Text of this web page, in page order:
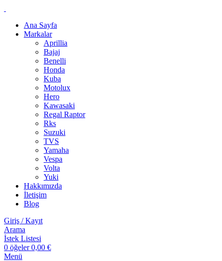
Ana Sayfa
Markalar
Aprillia
Bajaj
Benelli
Honda
Kuba
Motolux
Hero
Kawasaki
Regal Raptor
Rks
Suzuki
TVS
Yamaha
Vespa
Volta
Yuki
Hakkımızda
İletişim
Blog
Giriş / Kayıt
Arama
İstek Listesi
0 öğeler 0,00 €
Menü